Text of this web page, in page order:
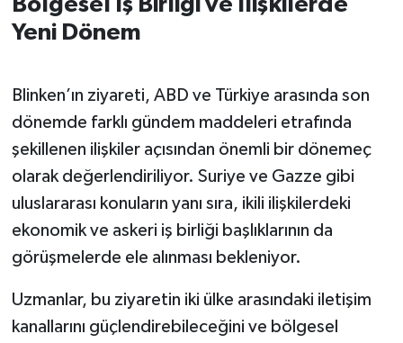
Bölgesel İş Birliği ve İlişkilerde
Yeni Dönem
Blinken’ın ziyareti, ABD ve Türkiye arasında son
dönemde farklı gündem maddeleri etrafında
şekillenen ilişkiler açısından önemli bir dönemeç
olarak değerlendiriliyor. Suriye ve Gazze gibi
uluslararası konuların yanı sıra, ikili ilişkilerdeki
ekonomik ve askeri iş birliği başlıklarının da
görüşmelerde ele alınması bekleniyor.
Uzmanlar, bu ziyaretin iki ülke arasındaki iletişim
kanallarını güçlendirebileceğini ve bölgesel